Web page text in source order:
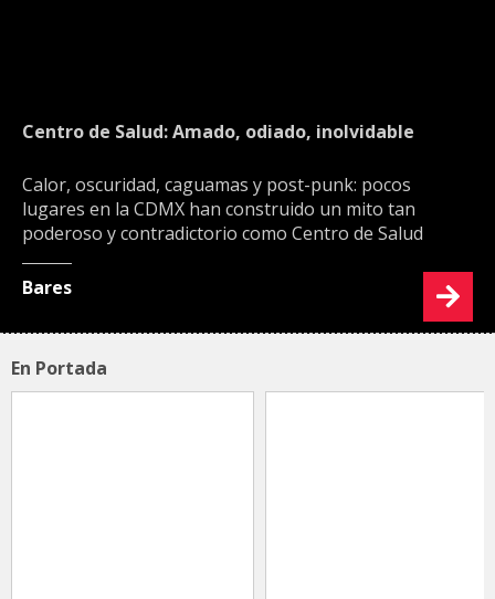
Centro de Salud: Amado, odiado, inolvidable
Calor, oscuridad, caguamas y post-punk: pocos
lugares en la CDMX han construido un mito tan
poderoso y contradictorio como Centro de Salud
Bares
En Portada